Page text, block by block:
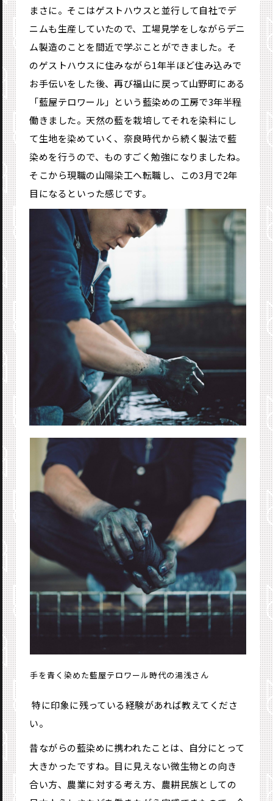
まさに。そこはゲストハウスと並行して自社でデ
ニムも生産していたので、工場見学をしながらデニ
ム製造のことを間近で学ぶことができました。そ
のゲストハウスに住みながら1年半ほど住み込みで
お手伝いをした後、再び福山に戻って山野町にある
「藍屋テロワール」という藍染めの工房で3年半程
働きました。天然の藍を栽培してそれを染料にし
て生地を染めていく、奈良時代から続く製法で藍
染めを行うので、ものすごく勉強になりましたね。
そこから現職の山陽染工へ転職し、この3月で2年
目になるといった感じです。
手を青く染めた藍屋テロワール時代の湯浅さん
―― 特に印象に残っている経験があれば教えてくださ
い。
昔ながらの藍染めに携われたことは、自分にとって
大きかったですね。目に見えない微生物との向き
合い方、農業に対する考え方、農耕民族としての